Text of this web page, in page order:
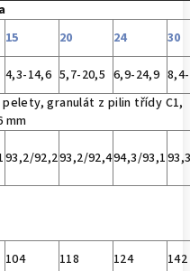
15 20 24
30
4,3-14,6 5,7-20,5 6,9-24,9
granulát z pilin třídy C1,
mm
93,2/92,293,2/92,494,3/93,1
104 118 124
142